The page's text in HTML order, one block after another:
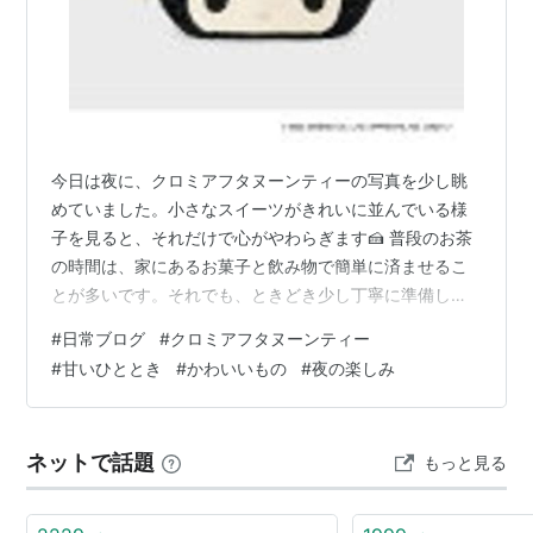
今日は夜に、クロミアフタヌーンティーの写真を少し眺
めていました。小さなスイーツがきれいに並んでいる様
子を見ると、それだけで心がやわらぎます🍰 普段のお茶
の時間は、家にあるお菓子と飲み物で簡単に済ませるこ
とが多いです。それでも、ときどき少し丁寧に準備して
ます。 クロミの黒や紫を使ったかわいい世界には、甘す
ぎない大人っぽさもあります。かわいいものが好きな人
同士で出かけたら、スイーツを食べる前から写真を撮る
ありませんが、次のお休みにお茶を楽しむ予定を入れた
くなりました。小さな楽しみを先に用意しておく…
#日常ブログ #クロミアフタヌーンティー
#甘いひととき #かわいいもの #夜の楽しみ
ネットで話題 もっと見る